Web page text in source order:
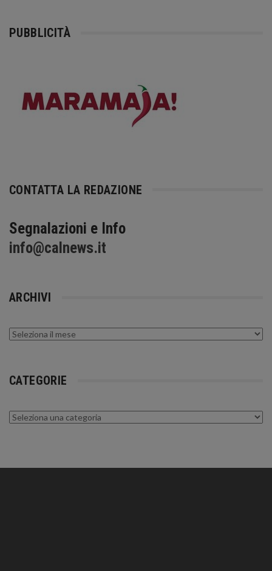
PUBBLICITÀ
CONTATTA LA REDAZIONE
Segnalazioni e Info
info@calnews.it
ARCHIVI
Archivi
CATEGORIE
Categorie